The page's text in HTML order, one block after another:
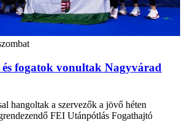
fogatok vonultak Nagyvárad
hangoltak a szervezők a jövő héten
FEI Utánpótlás Fogathajtó